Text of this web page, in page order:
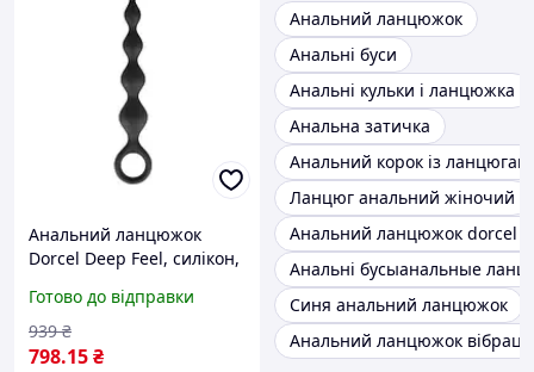
Анальний ланцюжок
Dorcel Deep Feel, силікон,
пружна Sexual Fantasy
Готово до відправки
798.15₴
939 ₴
Анальний ланцюжок
Анальні буси
Анальні кульки і ланцюжка
Анальна затичка
Анальний корок із
Ланцюг анальний жіночий
Анальний ланцюжок dorcel
Анальні бусыанальные
Синя анальний ланцюжок
Анальний ланцюжок